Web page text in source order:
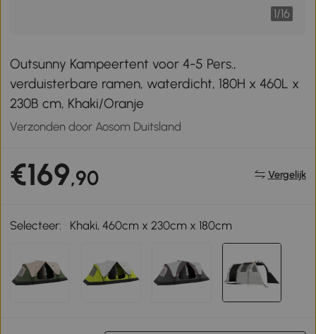
1/16
Outsunny Kampeertent voor 4-5 Pers.,
verduisterbare ramen, waterdicht, 180H x 460L x
230B cm, Khaki/Oranje
Verzonden door Aosom Duitsland
€169,90 Vergelijk
Selecteer: Khaki, 460cm x 230cm x 180cm